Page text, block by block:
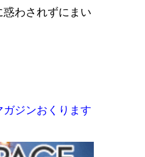
わされずにまい
ジンおくります